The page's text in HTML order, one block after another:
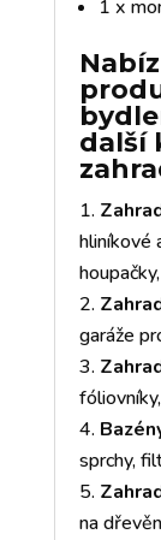
1 x
další
hliníkové
garáže
sprchy,
na